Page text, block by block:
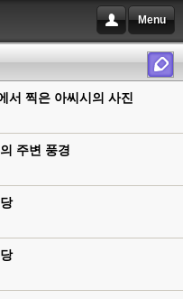
Menu
서 찍은 아씨시의 사진
주변 풍경